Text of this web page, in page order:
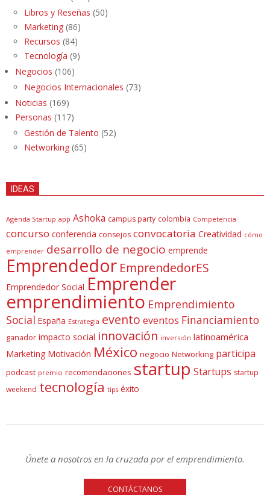
Libros y Reseñas (50)
Marketing (86)
Recursos (84)
Tecnología (9)
Negocios (106)
Negocios Internacionales (73)
Noticias (169)
Personas (117)
Gestión de Talento (52)
Networking (65)
IDEAS
Agenda Startup app Ashoka campus party colombia Competencia
concurso conferencia consejos convocatoria Creatividad cómo
emprender desarrollo de negocio emprende
Emprendedor EmprendedorES
Emprendedor Social Emprender
emprendimiento Emprendimiento
Social España Estrategia evento eventos Financiamiento
ganador impacto social innovación inversión latinoamérica
Marketing Motivación México negocio Networking participa
podcast premio recomendaciones startup Startups startup
weekend tecnología tips éxito
Únete a nosotros en la cruzada por el emprendimiento.
CONTÁCTANOS